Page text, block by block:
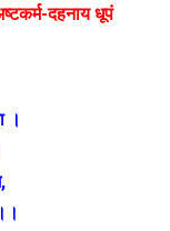
दहनाय धूपं
।
,